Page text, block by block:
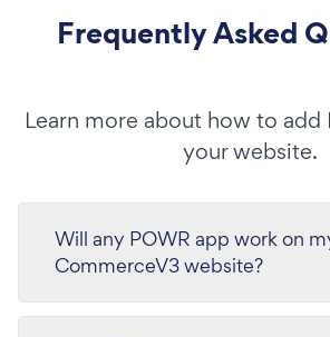
Frequently Asked
Learn more about how to add
your website.
Will any POWR app work on
CommerceV3 website?